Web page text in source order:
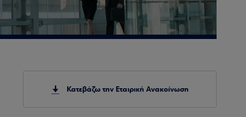
Κατεβάζω την Εταιρική Ανακοίνωση